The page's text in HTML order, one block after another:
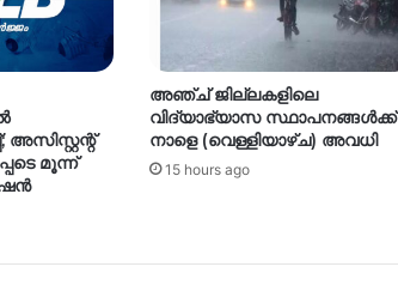
അസിസ്റ്റന്റ്
മൂന്ന്
അഞ്ച് ജില്ലകളിലെ
വിദ്യാഭ്യാസ സ്ഥാപനങ്ങൾക്ക്
നാളെ (വെള്ളിയാഴ്ച) അവധി
15 hours ago